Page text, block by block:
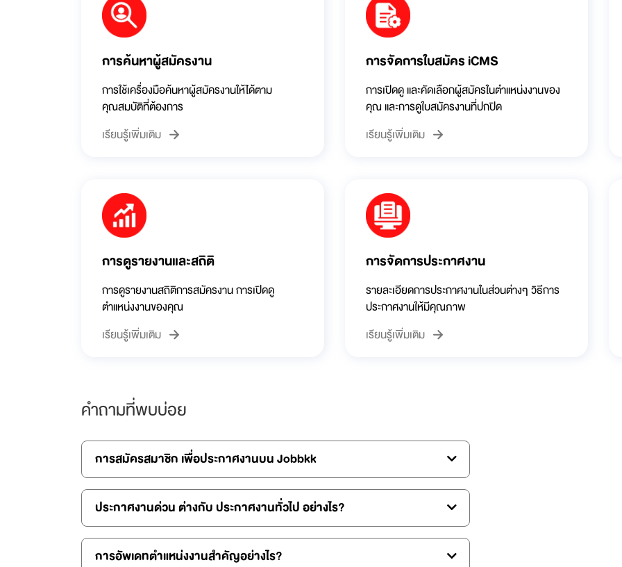
การค้นหาผู้สมัครงาน
การใช้เครื่องมือค้นหาผู้สมัครงานให้ได้ตาม
คุณสมบัติที่ต้องการ
เรียนรู้เพิ่มเติม
การจัดการใบสมัคร iCMS
การเปิดดู และคัดเลือกผู้สมัครในตำแหน่งงานของ
คุณ และการดูใบสมัครงานที่ปกปิด
เรียนรู้เพิ่มเติม
การดูรายงานและสถิติ
การดูรายงานสถิติการสมัครงาน การเปิดดู
ตำแหน่งงานของคุณ
เรียนรู้เพิ่มเติม
การจัดการประกาศงาน
รายละเอียดการประกาศงานในส่วนต่างๆ วิธีการ
ประกาศงานให้มีคุณภาพ
เรียนรู้เพิ่มเติม
คำถามที่พบบ่อย
การสมัครสมาชิก เพื่อประกาศงานบน Jobbkk
ประกาศงานด่วน ต่างกับ ประกาศงานทั่วไป อย่างไร?
การอัพเดทตำแหน่งงานสำคัญอย่างไร?